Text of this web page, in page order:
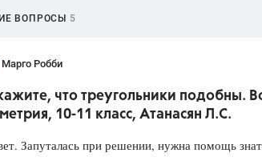
ВОПРОСЫ 5
Марго Робби
что треугольники подобны.
10-11 класс, Атанасян Л.С.
Запуталась при решении, нужна помощь